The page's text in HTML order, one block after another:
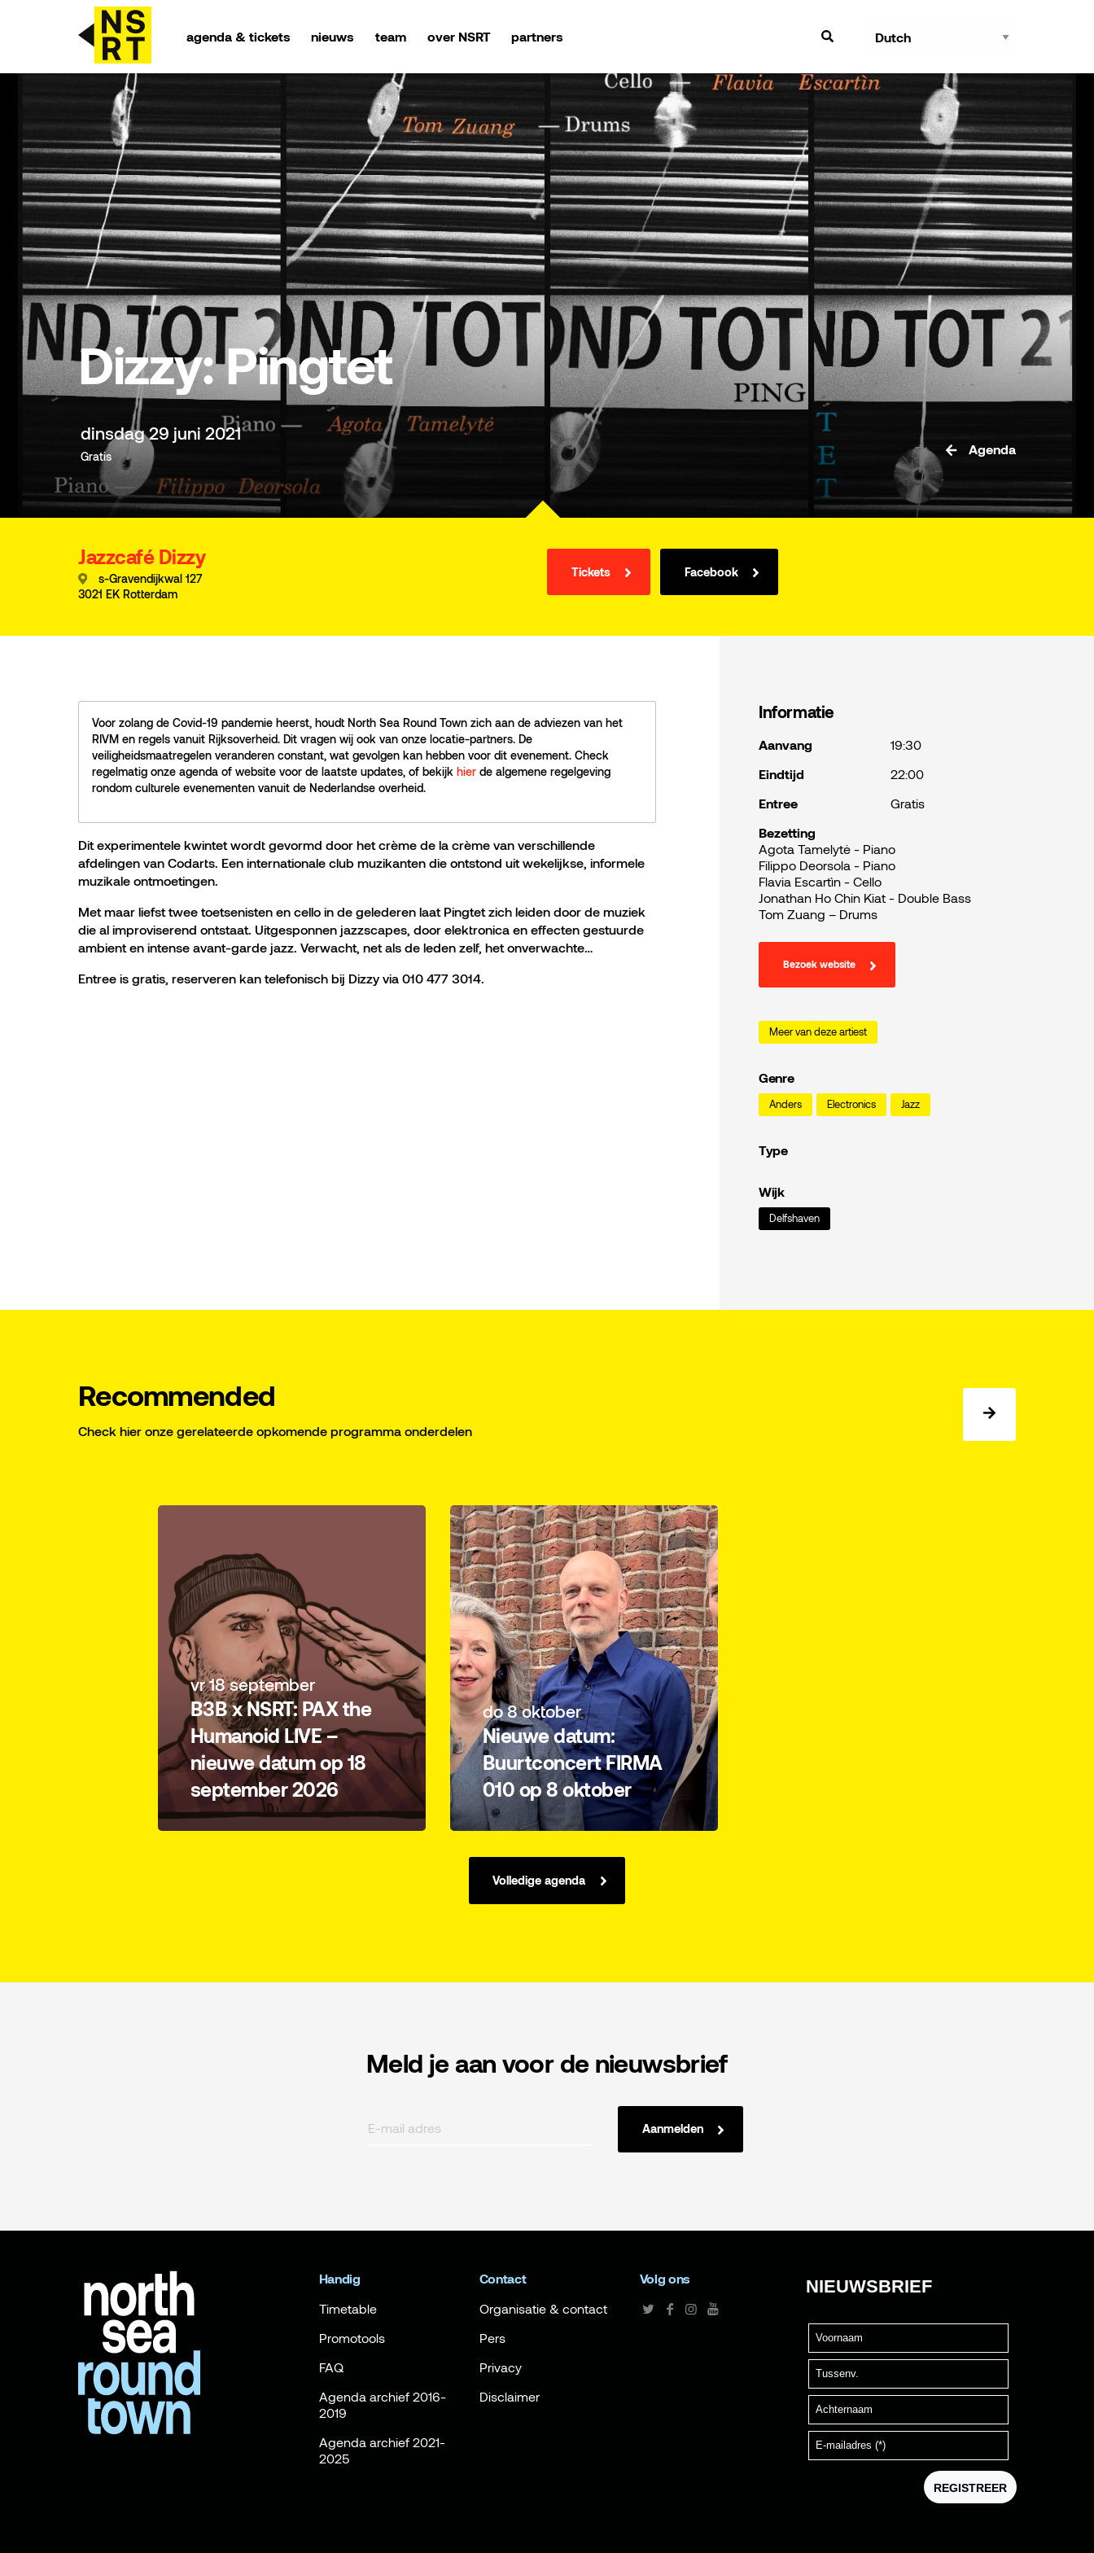
agenda & tickets nieuws team over NSRT partners
agenda & tickets
nieuws
team
over NSRT
partners
Dizzy: Pingtet
dinsdag 29 juni 2021
Gratis Agenda
Jazzcafé Dizzy
s-Gravendijkwal 127
3021 EK Rotterdam
Tickets Facebook
Voor zolang de Covid-19 pandemie heerst, houdt North Sea Round Town zich aan de adviezen van het
RIVM en regels vanuit Rijksoverheid. Dit vragen wij ook van onze locatie-partners. De
veiligheidsmaatregelen veranderen constant, wat gevolgen kan hebben voor dit evenement. Check
regelmatig onze agenda of website voor de laatste updates, of bekijk hier de algemene regelgeving
rondom culturele evenementen vanuit de Nederlandse overheid.
Dit experimentele kwintet wordt gevormd door het crème de la crème van verschillende
afdelingen van Codarts. Een internationale club muzikanten die ontstond uit wekelijkse, informele
muzikale ontmoetingen.
Met maar liefst twee toetsenisten en cello in de gelederen laat Pingtet zich leiden door de muziek
die al improviserend ontstaat. Uitgesponnen jazzscapes, door elektronica en effecten gestuurde
ambient en intense avant-garde jazz. Verwacht, net als de leden zelf, het onverwachte…
Entree is gratis, reserveren kan telefonisch bij Dizzy via 010 477 3014.
Informatie
Aanvang
19:30
Eindtijd
22:00
Entree
Gratis
Bezetting
Agota Tamelytė - Piano
Filippo Deorsola - Piano
Flavia Escartìn - Cello
Jonathan Ho Chin Kiat - Double Bass
Tom Zuang – Drums
Bezoek website
Meer van deze artiest
Genre
Anders Electronics Jazz
Type
Wijk
Delfshaven
Recommended
Check hier onze gerelateerde opkomende programma onderdelen
vr 18 september
B3B x NSRT: PAX the
Humanoid LIVE –
nieuwe datum op 18
september 2026
do 8 oktober
Nieuwe datum:
Buurtconcert FIRMA
010 op 8 oktober
Volledige agenda
Meld je aan voor de nieuwsbrief
Aanmelden
Handig
Timetable
Promotools
FAQ
Agenda archief 2016-
2019
Agenda archief 2021-
2025
Contact
Organisatie & contact
Pers
Privacy
Disclaimer
Volg ons